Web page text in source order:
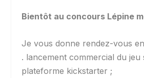
Bientôt au concours Lépine
Je vous donne rendez-vous
. lancement commercial du jeu
plateforme kickstarter ;